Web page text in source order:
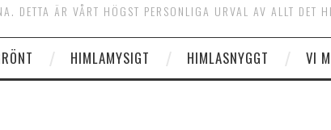
DETTA ÄR VÅRT HÖGST PERSONLIGA URVAL AV ALLT
HIMLAMYSIGT HIMLASNYGGT VI